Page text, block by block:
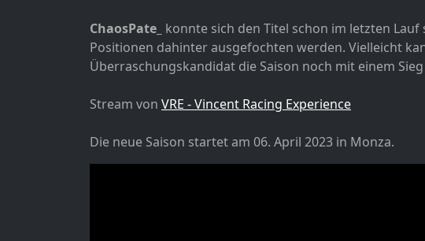
ChaosPate_ konnte sich den Titel schon im letzten
Positionen dahinter ausgefochten werden. Vielleicht
Überraschungskandidat die Saison noch mit einem
Stream von VRE - Vincent Racing Experience
Die neue Saison startet am 06. April 2023 in Monza.